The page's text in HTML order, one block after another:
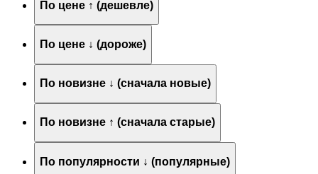
По цене ↑ (дешевле)
По цене ↓ (дороже)
По новизне ↓ (сначала новые)
По новизне ↑ (сначала старые)
По популярности ↓ (популярные)